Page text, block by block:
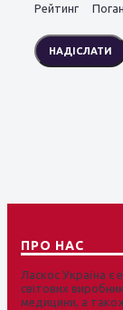
Рейтинг
НАДІСЛАТИ
ПРО НАС
Ласкос Україна
світових
медицини, а